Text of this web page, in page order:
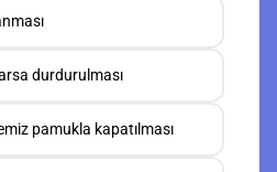
durdurulması
pamukla kapatılması